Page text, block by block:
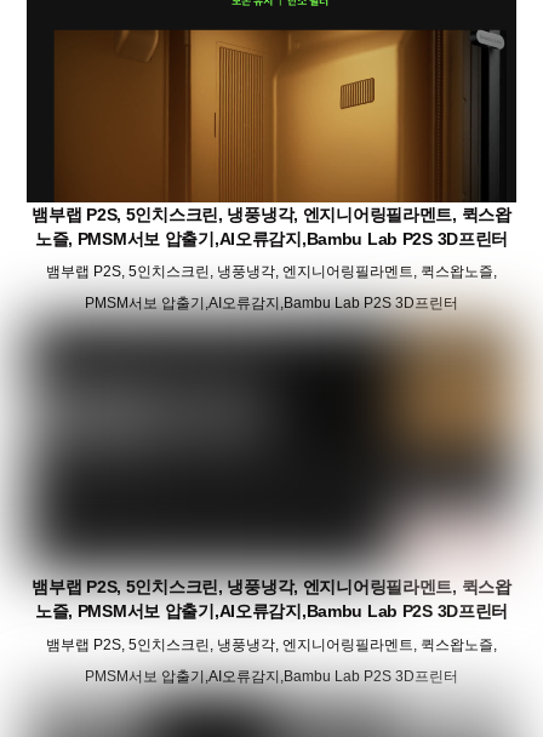
뱀부랩 P2S, 5인치스크린, 냉풍냉각, 엔지니어링필라멘트, 퀵스왑
노즐, PMSM서보 압출기,AI오류감지,Bambu Lab P2S 3D프린터
뱀부랩 P2S, 5인치스크린, 냉풍냉각, 엔지니어링필라멘트, 퀵스왑노즐,
PMSM서보 압출기,AI오류감지,Bambu Lab P2S 3D프린터
뱀부랩 P2S, 5인치스크린, 냉풍냉각, 엔지니어링필라멘트, 퀵스왑
노즐, PMSM서보 압출기,AI오류감지,Bambu Lab P2S 3D프린터
뱀부랩 P2S, 5인치스크린, 냉풍냉각, 엔지니어링필라멘트, 퀵스왑노즐,
PMSM서보 압출기,AI오류감지,Bambu Lab P2S 3D프린터